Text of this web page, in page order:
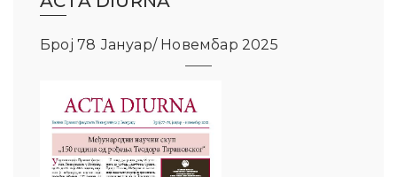
Број 78 Јануар/ Новембар 2025